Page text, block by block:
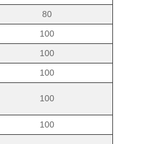
80
100
100
100
100
100